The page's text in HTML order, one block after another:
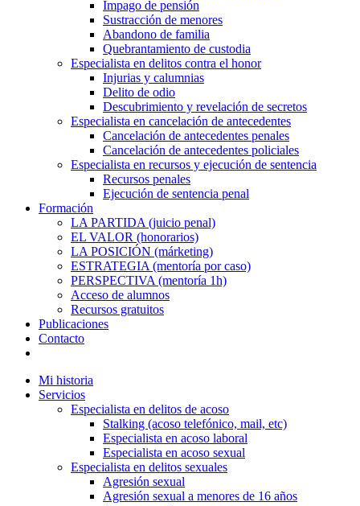
Impago de pensión
Sustracción de menores
Abandono de familia
Quebrantamiento de custodia
Especialista en delitos contra el honor
Injurias y calumnias
Delito de odio
Descubrimiento y revelación de secretos
Especialista en cancelación de antecedentes
Cancelación de antecedentes penales
Cancelación de antecedentes policiales
Especialista en recursos y ejecución de sentencia
Recursos penales
Ejecución de sentencia penal
Formación
LA PARTIDA (juicio penal)
EL VALOR (honorarios)
LA POSICIÓN (márketing)
ESTRATEGIA (mentoría por caso)
PERSPECTIVA (mentoría 1h)
Acceso de alumnos
Recursos gratuitos
Publicaciones
Contacto
Mi historia
Servicios
Especialista en delitos de acoso
Stalking (acoso telefónico, mail, etc)
Especialista en acoso laboral
Especialista en acoso sexual
Especialista en delitos sexuales
Agresión sexual
Agresión sexual a menores de 16 años